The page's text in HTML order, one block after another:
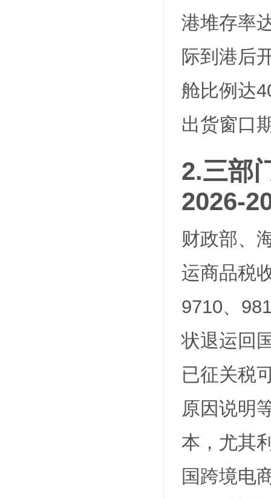
港堆存率
际到港后
舱比例达
出货窗口
2.三部
2026-
财政部、
运商品税
9710、
状退运回
已征关税
原因说明
本，尤其
国跨境电